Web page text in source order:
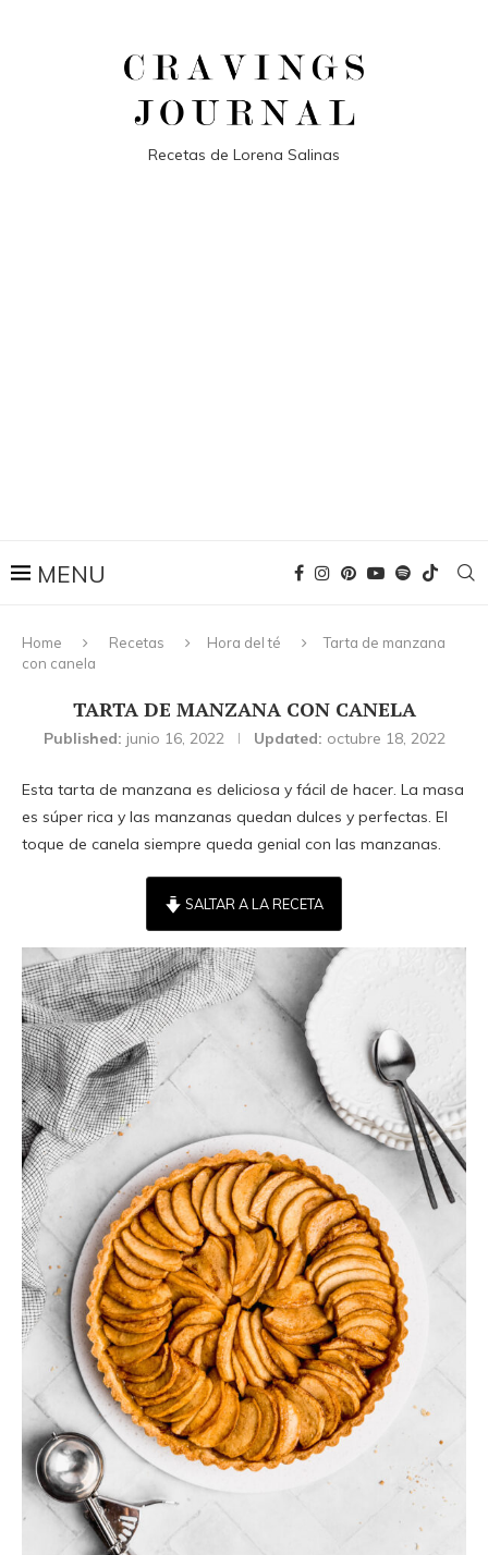
Recetas de Lorena Salinas
Home Recetas Hora del té
Tarta de manzana
con canela
TARTA DE MANZANA CON CANELA
Published: junio 16, 2022 Updated: octubre 18, 2022
Esta tarta de manzana es deliciosa y fácil de hacer. La masa
es súper rica y las manzanas quedan dulces y perfectas. El
toque de canela siempre queda genial con las manzanas.
SALTAR A LA RECETA